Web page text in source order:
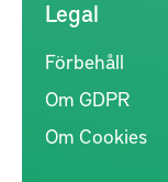
Legal
Förbehåll
Om GDPR
Om Cookies